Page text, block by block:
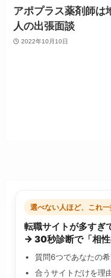
アポプラス薬剤師は
人の出張面談
2022年10月10日
選べない人ほど、これ
転職サイトが多すぎ
→ 30秒診断で「相
質問6つであなたの
合うサイトだけを理